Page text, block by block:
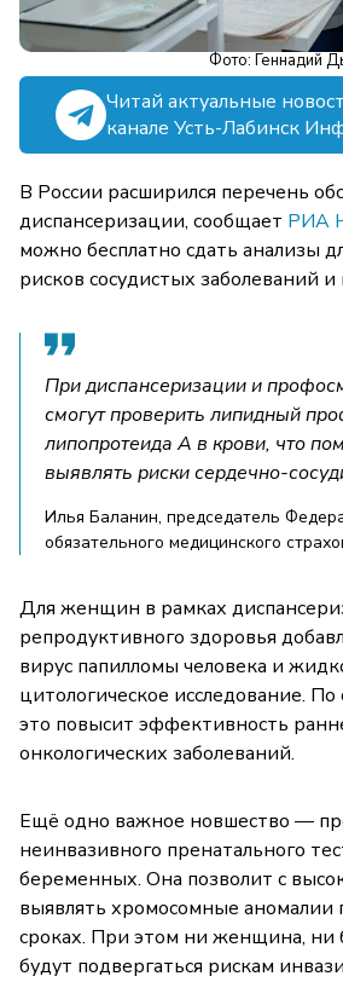
Фото: Геннадий
Читай актуальные
канале Усть-Лабинск
В России расширился перечень
диспансеризации, сообщает РИА
можно бесплатно сдать анализы
рисков сосудистых заболеваний и
При диспансеризации и
смогут проверить липидный
липопротеида А в крови, что
выявлять риски сердечно-
Илья Баланин, председатель
обязательного медицинского
Для женщин в рамках
репродуктивного здоровья
вирус папилломы человека и
цитологическое исследование. По
это повысит эффективность
онкологических заболеваний.
Ещё одно важное новшество —
неинвазивного пренатального
беременных. Она позволит с
выявлять хромосомные аномалии
сроках. При этом ни женщина,
будут подвергаться рискам